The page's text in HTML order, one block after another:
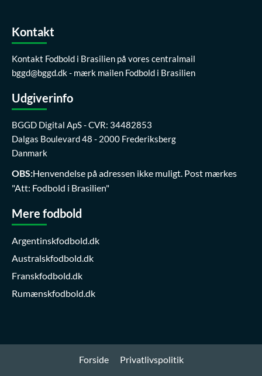
Kontakt
Kontakt Fodbold i Brasilien på vores centralmail
bggd@bggd.dk- mærk mailen Fodbold i Brasilien
Udgiverinfo
BGGD Digital ApS - CVR: 34482853
Dalgas Boulevard 48 - 2000 Frederiksberg
Danmark
OBS:Henvendelse på adressen ikke muligt. Post mærkes
"Att: Fodbold i Brasilien"
Mere fodbold
Argentinskfodbold.dk
Australskfodbold.dk
Franskfodbold.dk
Rumænskfodbold.dk
Forside Privatlivspolitik